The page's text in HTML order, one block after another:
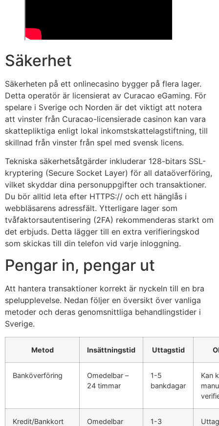
Säkerhet
Säkerheten på ett onlinecasino bygger på flera lager.
Detta operatör är licensierat av Curacao eGaming. För
spelare i Sverige och Norden är det viktigt att notera
att vinster från Curacao-licensierade casinon kan vara
skattepliktiga enligt lokal inkomstskattelagstiftning, till
skillnad från vinster från spel med svensk licens.
Tekniska säkerhetsåtgärder inkluderar 128-bitars SSL-
kryptering (Secure Socket Layer) för all dataöverföring,
vilket skyddar dina personuppgifter och transaktioner.
Du bör alltid leta efter HTTPS:// och ett hänglås i
webbläsarens adressfält. Ytterligare lager som
tvåfaktorsautentisering (2FA) rekommenderas starkt om
det erbjuds. Detta lägger till en extra verifieringskod
som skickas till din telefon vid varje inloggning.
Pengar in, pengar ut
Att hantera transaktioner korrekt är nyckeln till en bra
spelupplevelse. Nedan följer en översikt över vanliga
metoder och deras genomsnittliga behandlingstider i
Sverige.
Metod Insättningstid Uttagstid
Banköverföring
Omedelbar –
24 timmar
1-5
bankdagar
Kan
Kredit/Bankkort
Omedelbar
1-3
Uttag